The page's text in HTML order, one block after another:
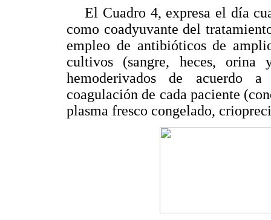
El Cuadro 4, expresa el día
como coadyuvante del
empleo de antibióticos de
cultivos (sangre, heces, orina
hemoderivados de acuerdo
coagulación de cada paciente
plasma fresco congelado,